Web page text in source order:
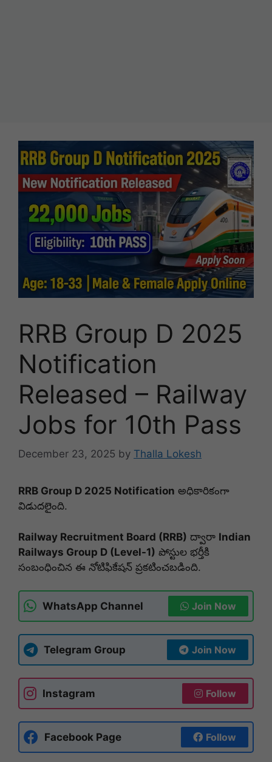
RRB Group D 2025
Notification
Released – Railway
Jobs for 10th Pass
December 23, 2025 by Thalla Lokesh
RRB Group D 2025 Notification అధికారికంగా
విడుదలైంది.
Railway Recruitment Board (RRB) ద్వారా Indian
Railways Group D (Level-1) పోస్టుల భర్తీకి
సంబంధించిన ఈ నోటిఫికేషన్ ప్రకటించబడింది.
WhatsApp Channel Join Now
Telegram Group Join Now
Instagram Follow
Facebook Page Follow